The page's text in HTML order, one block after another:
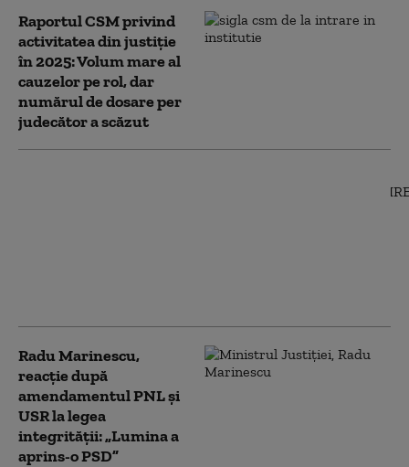
Raportul CSM privind
activitatea din justiție
în 2025: Volum mare al
cauzelor pe rol, dar
numărul de dosare per
judecător a scăzut
Radu Marinescu,
reacție după
amendamentul PNL și
USR la legea
integrității: „Lumina a
aprins-o PSD”